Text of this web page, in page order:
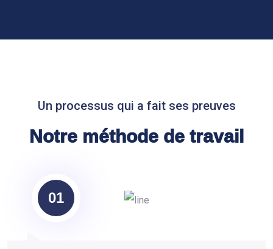
Un processus qui a fait ses preuves
Notre méthode de travail
01